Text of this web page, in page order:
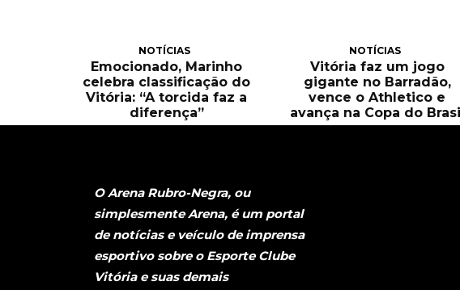
NOTÍCIAS
Emocionado, Marinho
celebra classificação do
Vitória: “A torcida faz a
diferença”
NOTÍCIAS
Vitória faz um jogo
gigante no Barradão,
vence o Athletico e
avança na Copa do
O Arena Rubro-Negra, ou
simplesmente Arena, é um portal
de notícias e veículo de imprensa
esportivo sobre o Esporte Clube
Vitória e suas demais